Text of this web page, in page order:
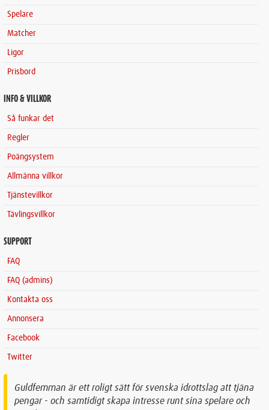
Spelare
Matcher
Ligor
Prisbord
INFO & VILLKOR
Så funkar det
Regler
Poängsystem
Allmänna villkor
Tjänstevillkor
Tävlingsvillkor
SUPPORT
FAQ
FAQ (admins)
Kontakta oss
Annonsera
Facebook
Twitter
Guldfemman är ett roligt sätt för svenska idrottslag att tjäna
pengar - och samtidigt skapa intresse runt sina spelare och